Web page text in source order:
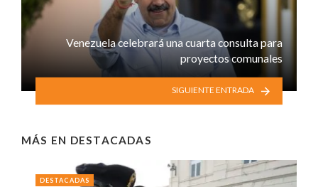
Venezuela celebrará una cuarta consulta para
proyectos comunales
SIGUIENTE ENTRADA
MÁS EN DESTACADAS
DESTACADAS